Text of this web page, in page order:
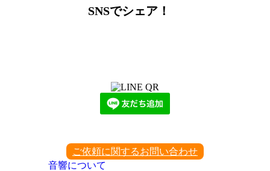
SNSでシェア！
ご依頼に関するお問い合わせ
音響について